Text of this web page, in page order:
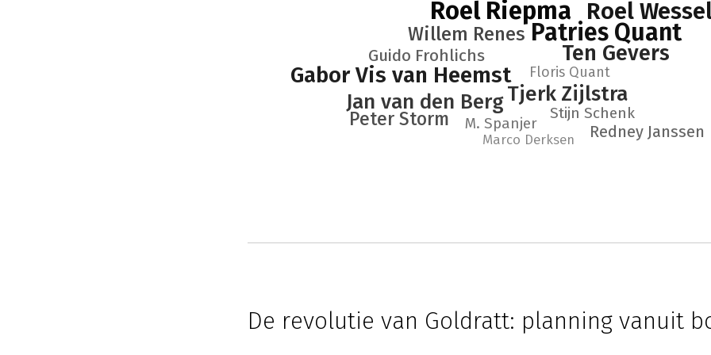
Roel Riepma
Patries Quant
Roel
Gabor Vis van Heemst
Ten Gevers
Tjerk Zijlstra
Jan van den Berg
Willem Renes
Peter Storm
Guido Frohlichs
Redney Janssen
Stijn Schenk
M. Spanjer
Floris Quant
Marco Derksen
De revolutie van Goldratt: planning vanuit